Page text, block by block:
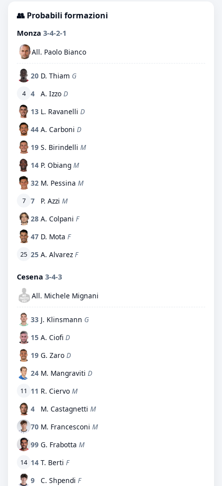
👥 Probabili formazioni
Monza 3-4-2-1
All. Paolo Bianco
20 D. Thiam G
4 4 A. Izzo D
13 L. Ravanelli D
44 A. Carboni D
19 S. Birindelli M
14 P. Obiang M
32 M. Pessina M
7 7 P. Azzi M
28 A. Colpani F
47 D. Mota F
25 25 A. Alvarez F
Cesena 3-4-3
All. Michele Mignani
33 J. Klinsmann G
15 A. Ciofi D
19 G. Zaro D
24 M. Mangraviti D
11 11 R. Ciervo M
4
M. Castagnetti M
70 M. Francesconi M
99 G. Frabotta M
14 14 T. Berti F
9
C. Shpendi F